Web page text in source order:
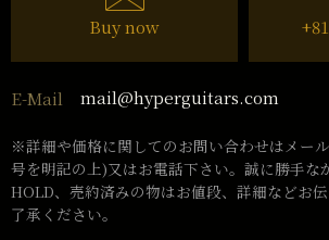
Buy now
E-Mail mail@hyperguitars.com
※詳細や価格に関してのお問い合わせはメー
号を明記の上)又はお電話下さい。誠に勝手な
HOLD、売約済みの物はお値段、詳細などお
了承ください。